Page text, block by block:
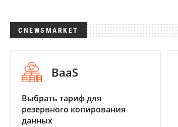
CNEWSMARKET
BaaS
Выбрать тариф для
резервного копирования
данных